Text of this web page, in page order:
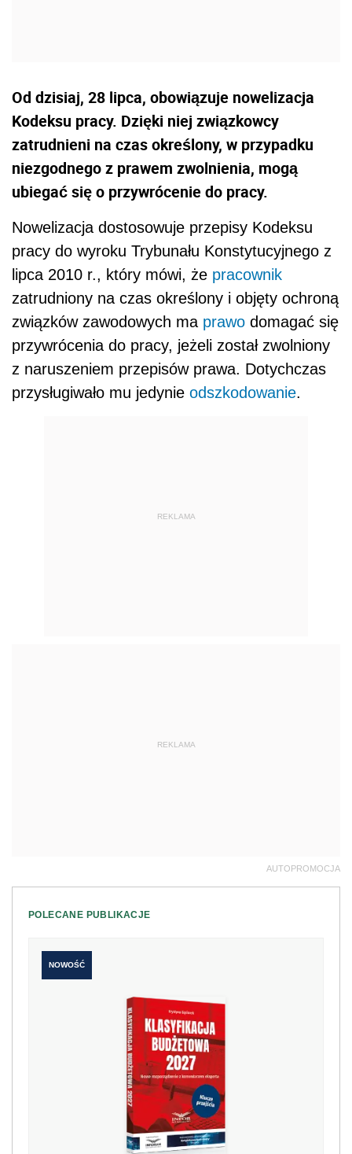
Od dzisiaj, 28 lipca, obowiązuje nowelizacja
Kodeksu pracy. Dzięki niej związkowcy
zatrudnieni na czas określony, w przypadku
niezgodnego z prawem zwolnienia, mogą
ubiegać się o przywrócenie do pracy.
Nowelizacja dostosowuje przepisy Kodeksu
pracy do wyroku Trybunału Konstytucyjnego z
lipca 2010 r., który mówi, że pracownik
zatrudniony na czas określony i objęty ochroną
związków zawodowych ma prawo domagać się
przywrócenia do pracy, jeżeli został zwolniony
z naruszeniem przepisów prawa. Dotychczas
przysługiwało mu jedynie odszkodowanie.
REKLAMA
REKLAMA
AUTOPROMOCJA
POLECANE PUBLIKACJE
NOWOŚĆ